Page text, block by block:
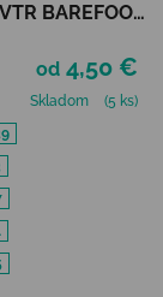
BAREFOOT
od 4,50 €
Skladom
(5 ks)